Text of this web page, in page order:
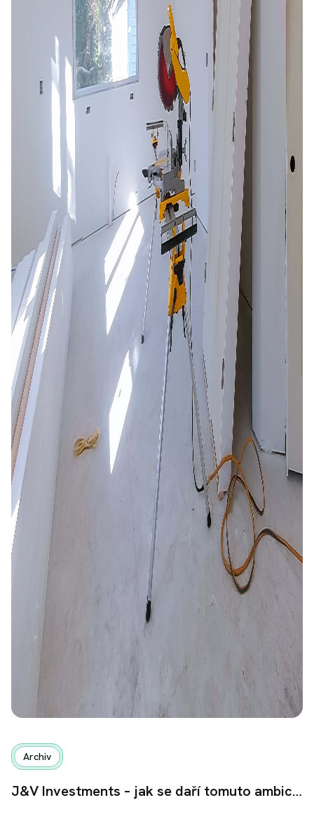
Archiv
J&V Investments – jak se daří tomuto ambicioznímu byznysu?